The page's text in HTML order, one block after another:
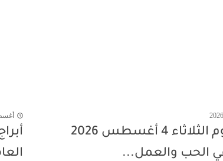
أبراج اليوم الثلاثاء 4 أغسطس 2026
الحب والعمل...
أغسطس